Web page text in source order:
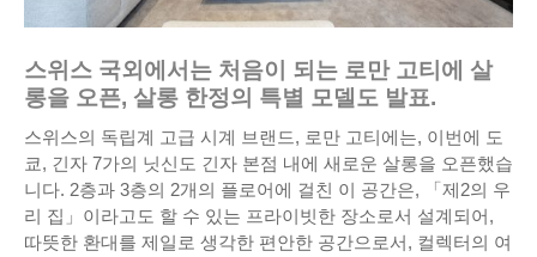
스위스 국외에서는 처음이 되는 로만 고티에 살
롱을 오픈, 살롱 한정의 특별 모델도 발표.
스위스의 독립계 고급 시계 브랜드, 로만 고티에는, 이번에 도
쿄, 긴자 7가의 닛신도 긴자 본점 내에 새로운 살롱을 오픈했습
니다. 2층과 3층의 2개의 플로어에 걸친 이 공간은, 「제2의 우
리 집」이라고도 할 수 있는 프라이빗한 장소로서 설계되어,
따뜻한 환대를 제일로 생각한 편안한 공간으로서, 컬렉터의 여